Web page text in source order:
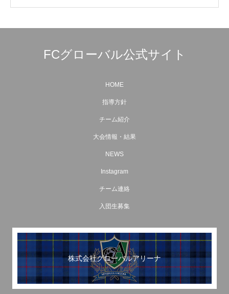
FCグローバル公式サイト
HOME
指導方針
チーム紹介
大会情報・結果
NEWS
Instagram
チーム連絡
入団生募集
株式会社グローバルアリーナ